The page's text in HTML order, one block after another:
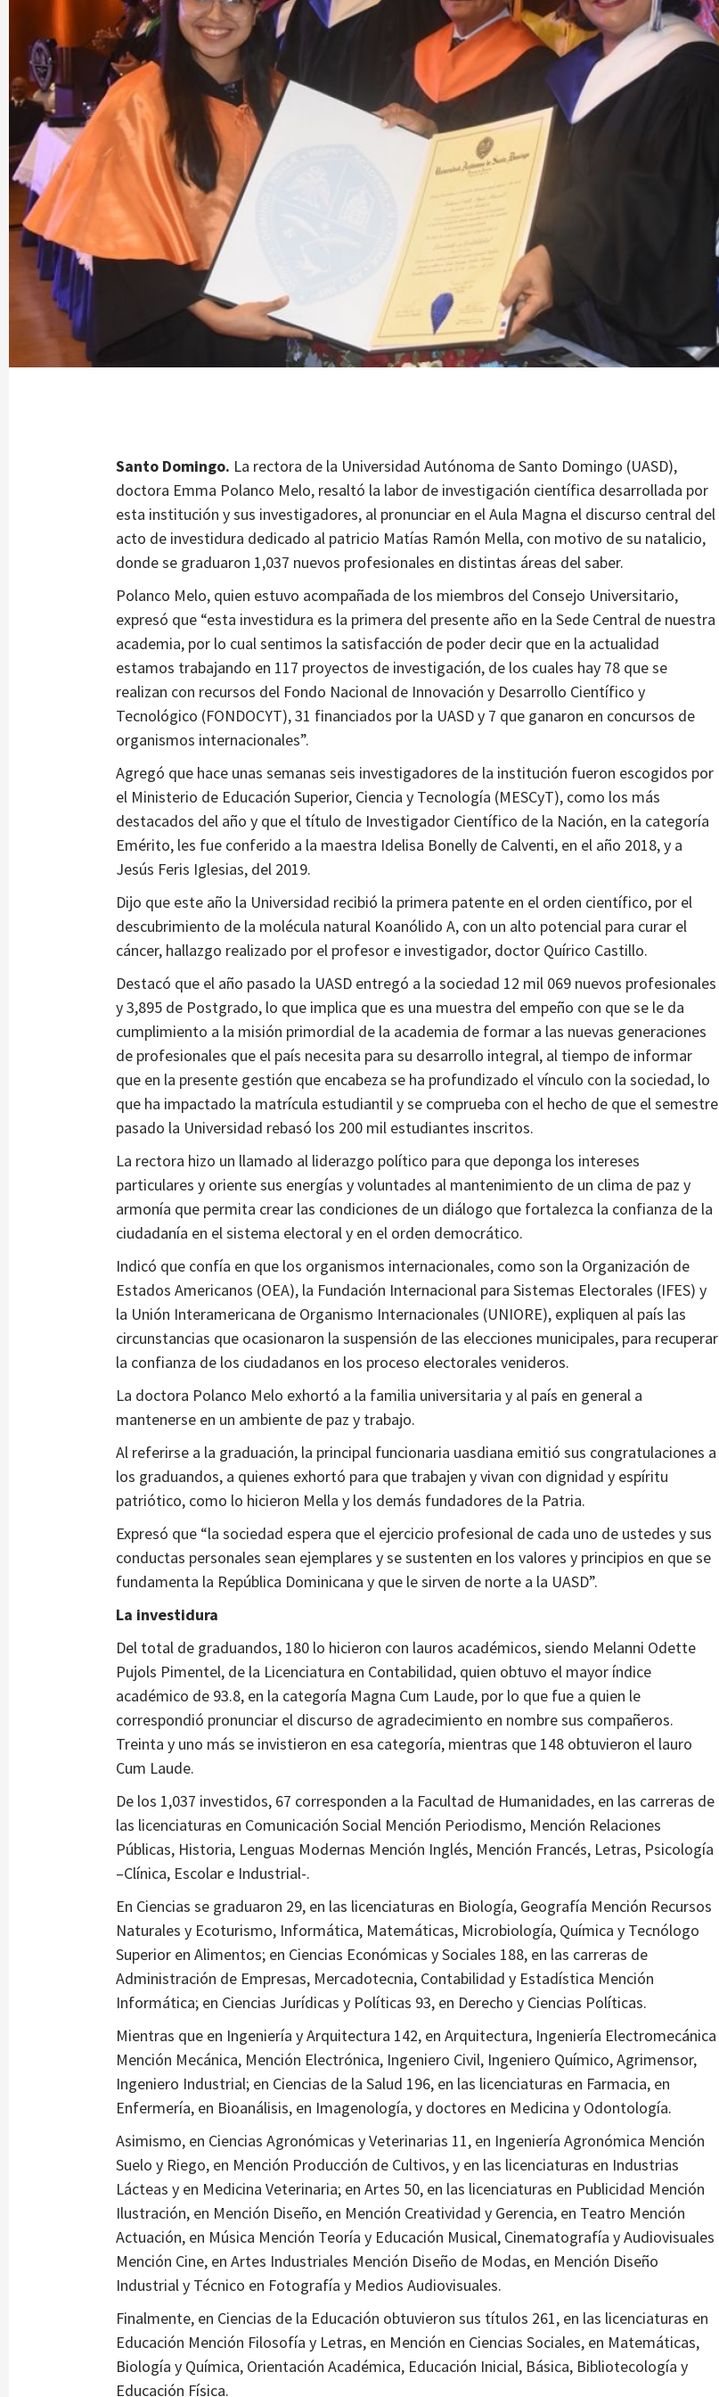
Santo Domingo. La rectora de la Universidad Autónoma de Santo Domingo (UASD),
doctora Emma Polanco Melo, resaltó la labor de investigación científica desarrollada por
esta institución y sus investigadores, al pronunciar en el Aula Magna el discurso central del
acto de investidura dedicado al patricio Matías Ramón Mella, con motivo de su natalicio,
donde se graduaron 1,037 nuevos profesionales en distintas áreas del saber.
Polanco Melo, quien estuvo acompañada de los miembros del Consejo Universitario,
expresó que “esta investidura es la primera del presente año en la Sede Central de nuestra
academia, por lo cual sentimos la satisfacción de poder decir que en la actualidad
estamos trabajando en 117 proyectos de investigación, de los cuales hay 78 que se
realizan con recursos del Fondo Nacional de Innovación y Desarrollo Científico y
Tecnológico (FONDOCYT), 31 financiados por la UASD y 7 que ganaron en concursos de
organismos internacionales”.
Agregó que hace unas semanas seis investigadores de la institución fueron escogidos por
el Ministerio de Educación Superior, Ciencia y Tecnología (MESCyT), como los más
destacados del año y que el título de Investigador Científico de la Nación, en la categoría
Emérito, les fue conferido a la maestra Idelisa Bonelly de Calventi, en el año 2018, y a
Jesús Feris Iglesias, del 2019.
Dijo que este año la Universidad recibió la primera patente en el orden científico, por el
descubrimiento de la molécula natural Koanólido A, con un alto potencial para curar el
cáncer, hallazgo realizado por el profesor e investigador, doctor Quírico Castillo.
Destacó que el año pasado la UASD entregó a la sociedad 12 mil 069 nuevos profesionales
y 3,895 de Postgrado, lo que implica que es una muestra del empeño con que se le da
cumplimiento a la misión primordial de la academia de formar a las nuevas generaciones
de profesionales que el país necesita para su desarrollo integral, al tiempo de informar
que en la presente gestión que encabeza se ha profundizado el vínculo con la sociedad, lo
que ha impactado la matrícula estudiantil y se comprueba con el hecho de que el semestre
pasado la Universidad rebasó los 200 mil estudiantes inscritos.
La rectora hizo un llamado al liderazgo político para que deponga los intereses
particulares y oriente sus energías y voluntades al mantenimiento de un clima de paz y
armonía que permita crear las condiciones de un diálogo que fortalezca la confianza de la
ciudadanía en el sistema electoral y en el orden democrático.
Indicó que confía en que los organismos internacionales, como son la Organización de
Estados Americanos (OEA), la Fundación Internacional para Sistemas Electorales (IFES) y
la Unión Interamericana de Organismo Internacionales (UNIORE), expliquen al país las
circunstancias que ocasionaron la suspensión de las elecciones municipales, para recuperar
la confianza de los ciudadanos en los proceso electorales venideros.
La doctora Polanco Melo exhortó a la familia universitaria y al país en general a
mantenerse en un ambiente de paz y trabajo.
Al referirse a la graduación, la principal funcionaria uasdiana emitió sus congratulaciones a
los graduandos, a quienes exhortó para que trabajen y vivan con dignidad y espíritu
patriótico, como lo hicieron Mella y los demás fundadores de la Patria.
Expresó que “la sociedad espera que el ejercicio profesional de cada uno de ustedes y sus
conductas personales sean ejemplares y se sustenten en los valores y principios en que se
fundamenta la República Dominicana y que le sirven de norte a la UASD”.
La investidura
Del total de graduandos, 180 lo hicieron con lauros académicos, siendo Melanni Odette
Pujols Pimentel, de la Licenciatura en Contabilidad, quien obtuvo el mayor índice
académico de 93.8, en la categoría Magna Cum Laude, por lo que fue a quien le
correspondió pronunciar el discurso de agradecimiento en nombre sus compañeros.
Treinta y uno más se invistieron en esa categoría, mientras que 148 obtuvieron el lauro
Cum Laude.
De los 1,037 investidos, 67 corresponden a la Facultad de Humanidades, en las carreras de
las licenciaturas en Comunicación Social Mención Periodismo, Mención Relaciones
Públicas, Historia, Lenguas Modernas Mención Inglés, Mención Francés, Letras, Psicología
–Clínica, Escolar e Industrial-.
En Ciencias se graduaron 29, en las licenciaturas en Biología, Geografía Mención Recursos
Naturales y Ecoturismo, Informática, Matemáticas, Microbiología, Química y Tecnólogo
Superior en Alimentos; en Ciencias Económicas y Sociales 188, en las carreras de
Administración de Empresas, Mercadotecnia, Contabilidad y Estadística Mención
Informática; en Ciencias Jurídicas y Políticas 93, en Derecho y Ciencias Políticas.
Mientras que en Ingeniería y Arquitectura 142, en Arquitectura, Ingeniería Electromecánica
Mención Mecánica, Mención Electrónica, Ingeniero Civil, Ingeniero Químico, Agrimensor,
Ingeniero Industrial; en Ciencias de la Salud 196, en las licenciaturas en Farmacia, en
Enfermería, en Bioanálisis, en Imagenología, y doctores en Medicina y Odontología.
Asimismo, en Ciencias Agronómicas y Veterinarias 11, en Ingeniería Agronómica Mención
Suelo y Riego, en Mención Producción de Cultivos, y en las licenciaturas en Industrias
Lácteas y en Medicina Veterinaria; en Artes 50, en las licenciaturas en Publicidad Mención
Ilustración, en Mención Diseño, en Mención Creatividad y Gerencia, en Teatro Mención
Actuación, en Música Mención Teoría y Educación Musical, Cinematografía y Audiovisuales
Mención Cine, en Artes Industriales Mención Diseño de Modas, en Mención Diseño
Industrial y Técnico en Fotografía y Medios Audiovisuales.
Finalmente, en Ciencias de la Educación obtuvieron sus títulos 261, en las licenciaturas en
Educación Mención Filosofía y Letras, en Mención en Ciencias Sociales, en Matemáticas,
Biología y Química, Orientación Académica, Educación Inicial, Básica, Bibliotecología y
Educación Física.